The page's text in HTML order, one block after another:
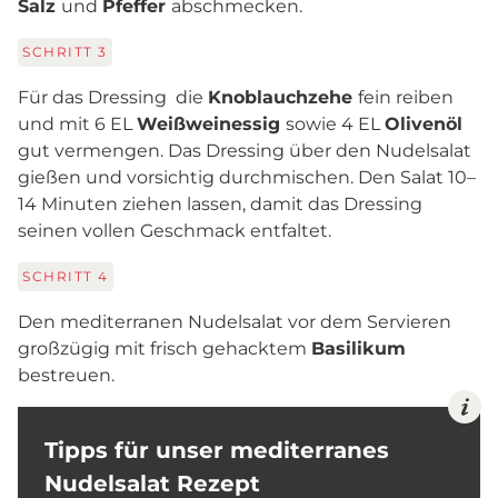
Salz und Pfeffer abschmecken.
SCHRITT 3
Für das Dressing die Knoblauchzehe fein reiben
und mit 6 ELWeißweinessig sowie 4 ELOlivenöl
gut vermengen. Das Dressing über den Nudelsalat
gießen und vorsichtig durchmischen. Den Salat 10–
14 Minuten ziehen lassen, damit das Dressing
seinen vollen Geschmack entfaltet.
SCHRITT 4
Den mediterranen Nudelsalat vor dem Servieren
großzügig mit frisch gehacktem Basilikum
bestreuen.
Tipps für unser mediterranes
Nudelsalat Rezept